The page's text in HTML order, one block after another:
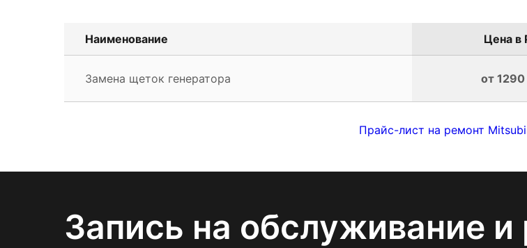
Наименование Цена в
Замена щеток генератора от 1290
Прайс-лист на ремонт
Запись на обслуживание и